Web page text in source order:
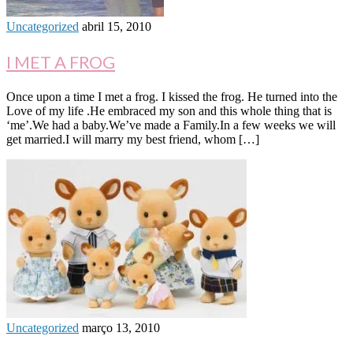
Uncategorized abril 15, 2010
I MET A FROG
Once upon a time I met a frog. I kissed the frog. He turned into the
Love of my life .He embraced my son and this whole thing that is
‘me’.We had a baby.We’ve made a Family.In a few weeks we will
get married.I will marry my best friend, whom […]
Uncategorized março 13, 2010